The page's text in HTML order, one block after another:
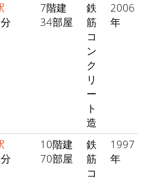
7階建
34部屋
鉄
筋
コ
ン
ク
リ
ー
ト
造
2006
年
10階建
70部屋
鉄
筋
コ
1997
年